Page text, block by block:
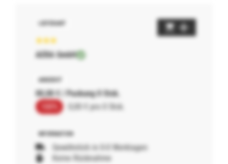
AERA GmbH
00,00 € / Packung 0 Stck.
0,00 € pro 0 Stck.
Gewöhnlich in 0-0 Werktagen
Keine Rücknahme